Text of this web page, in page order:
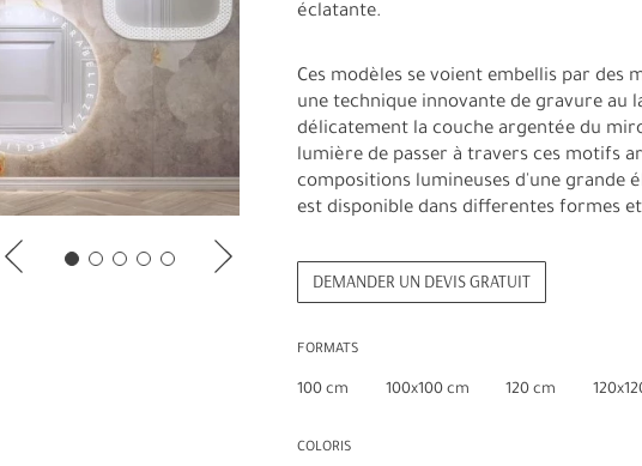
éclatante.
Ces modèles se voient embellis par des
une technique innovante de gravure au
délicatement la couche argentée du
lumière de passer à travers ces motifs
compositions lumineuses d'une grande
est disponible dans differentes formes
DEMANDER UN DEVIS GRATUIT
FORMATS
100 cm 100x100 cm 120 cm
COLORIS